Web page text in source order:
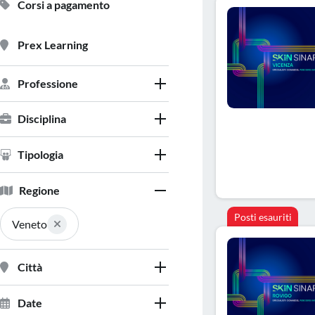
Corsi a pagamento
Prex Learning
Professione
Disciplina
Tipologia
Regione
Veneto
Città
Date
Posti esauriti